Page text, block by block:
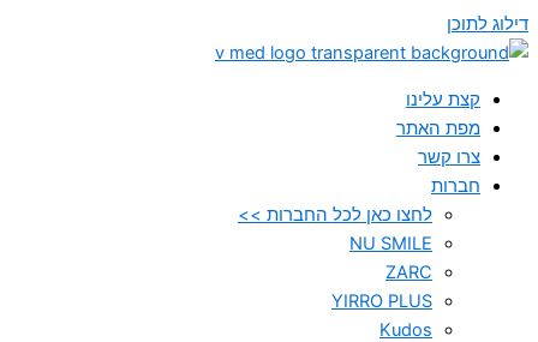
דילוג לתוכן
קצת עלינו
מפת האתר
צרו קשר
חברות
לחצו כאן לכל החברות >>
NU SMILE
ZARC
YIRRO PLUS
Kudos